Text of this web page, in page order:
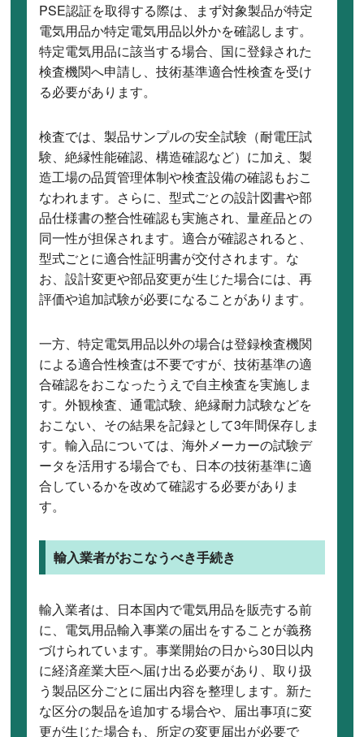
PSE認証を取得する際は、まず対象製品が特定
電気用品か特定電気用品以外かを確認します。
特定電気用品に該当する場合、国に登録された
検査機関へ申請し、技術基準適合性検査を受け
る必要があります。
検査では、製品サンプルの安全試験（耐電圧試
験、絶縁性能確認、構造確認など）に加え、製
造工場の品質管理体制や検査設備の確認もおこ
なわれます。さらに、型式ごとの設計図書や部
品仕様書の整合性確認も実施され、量産品との
同一性が担保されます。適合が確認されると、
型式ごとに適合性証明書が交付されます。な
お、設計変更や部品変更が生じた場合には、再
評価や追加試験が必要になることがあります。
一方、特定電気用品以外の場合は登録検査機関
による適合性検査は不要ですが、技術基準の適
合確認をおこなったうえで自主検査を実施しま
す。外観検査、通電試験、絶縁耐力試験などを
おこない、その結果を記録として3年間保存しま
す。輸入品については、海外メーカーの試験デ
ータを活用する場合でも、日本の技術基準に適
合しているかを改めて確認する必要がありま
す。
輸入業者がおこなうべき手続き
輸入業者は、日本国内で電気用品を販売する前
に、電気用品輸入事業の届出をすることが義務
づけられています。事業開始の日から30日以内
に経済産業大臣へ届け出る必要があり、取り扱
う製品区分ごとに届出内容を整理します。新た
な区分の製品を追加する場合や、届出事項に変
更が生じた場合も、所定の変更届出が必要で